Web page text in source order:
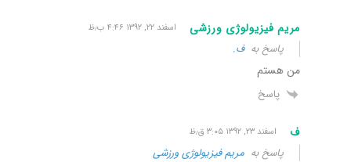
مریم فیزیولوژی ورزشی اسفند ۲۲, ۱۳۹۲ ۴:۴۶ ب٫ظ
پاسخ بهف.
من هستم
پاسخ
ف اسفند ۲۳, ۱۳۹۲ ۳:۰۵ ق٫ظ
پاسخ به مریم فیزیولوژی ورزشی